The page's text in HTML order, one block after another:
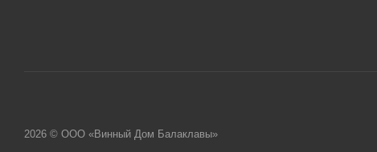
2026 © ООО «Винный Дом Балаклавы»